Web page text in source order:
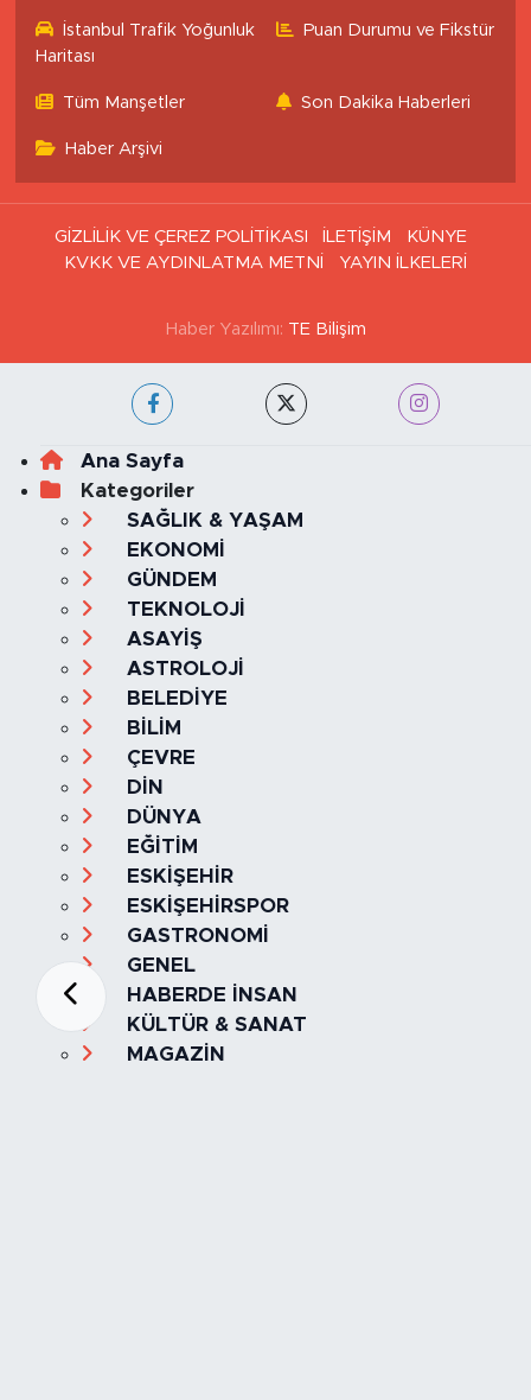
İstanbul Trafik Yoğunluk
Haritası
Puan Durumu ve Fikstür
Tüm Manşetler Son Dakika Haberleri
Haber Arşivi
GİZLİLİK VE ÇEREZ POLİTİKASI İLETİŞİM
KÜNYE
KVKK VE AYDINLATMA METNİ
YAYIN İLKELERİ
Haber Yazılımı: TE Bilişim
Ana Sayfa
Kategoriler
SAĞLIK & YAŞAM
EKONOMİ
GÜNDEM
TEKNOLOJİ
ASAYİŞ
ASTROLOJİ
BELEDİYE
BİLİM
ÇEVRE
DİN
DÜNYA
EĞİTİM
ESKİŞEHİR
ESKİŞEHİRSPOR
GASTRONOMİ
GENEL
HABERDE İNSAN
KÜLTÜR & SANAT
MAGAZİN